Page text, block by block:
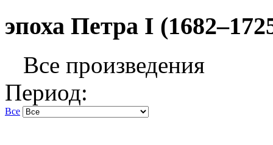
эпоха Петра I
Все произведения
Период:
Все